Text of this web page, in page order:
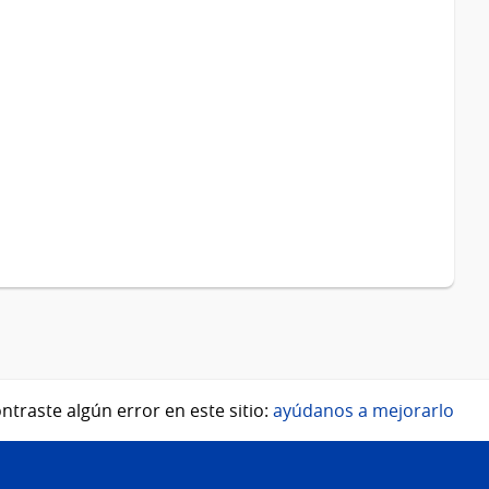
algún error en este sitio: ayúdanos a mejorarlo